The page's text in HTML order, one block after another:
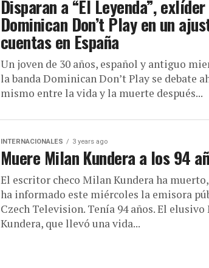
Disparan a “El Leyenda”,
Dominican Don’t Play en un
cuentas en España
Un joven de 30 años, español y antiguo
la banda Dominican Don’t Play se debate
mismo entre la vida y la muerte después...
INTERNACIONALES 3 years ago
Muere Milan Kundera a los 94
El escritor checo Milan Kundera ha
ha informado este miércoles la emisora
Czech Television. Tenía 94 años. El
Kundera, que llevó una vida...